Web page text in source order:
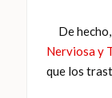
De hecho,
Nerviosa y
que los